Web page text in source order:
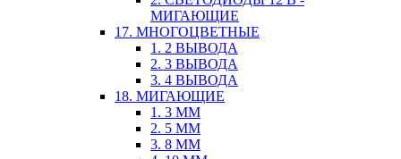
МИГАЮЩИЕ
17. МНОГОЦВЕТНЫЕ
1. 2 ВЫВОДА
2. 3 ВЫВОДА
3. 4 ВЫВОДА
18. МИГАЮЩИЕ
1. 3 ММ
2. 5 ММ
3. 8 ММ